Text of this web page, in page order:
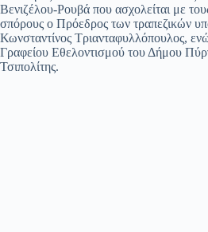
Βενιζέλου-Ρουβά που ασχολείται με
σπόρους ο Πρόεδρος των τραπεζικών
Κωνσταντίνος Τριανταφυλλόπουλος,
Γραφείου Εθελοντισμού του Δήμου
Τσιπολίτης.